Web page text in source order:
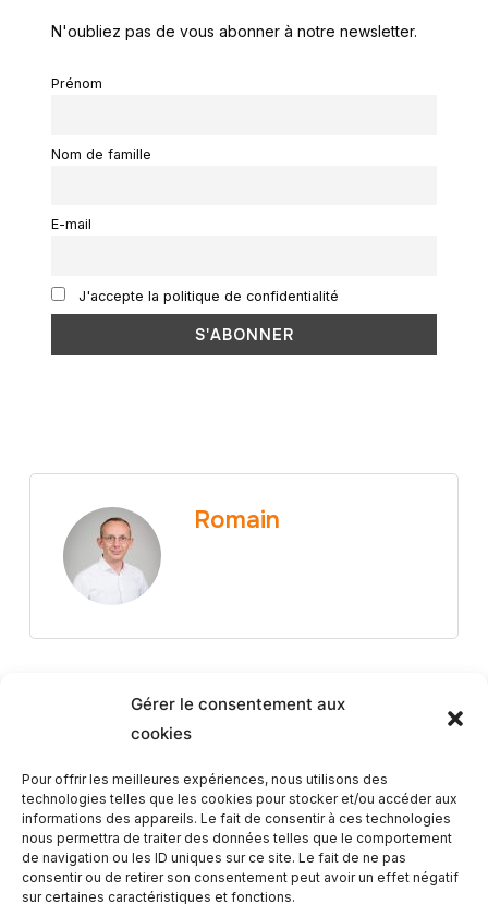
Gérer le consentement aux
cookies
Pour offrir les meilleures expériences, nous utilisons des
technologies telles que les cookies pour stocker et/ou accéder aux
informations des appareils. Le fait de consentir à ces technologies
nous permettra de traiter des données telles que le comportement
de navigation ou les ID uniques sur ce site. Le fait de ne pas
consentir ou de retirer son consentement peut avoir un effet négatif
sur certaines caractéristiques et fonctions.
N'oubliez pas de vous abonner à notre newsletter.
Prénom
Nom de famille
E-mail
J'accepte la politique de confidentialité
Romain
Article Précédent
Shooting équestre des Miss Petite
Universe Lorraine 2024 au centre